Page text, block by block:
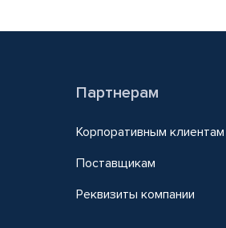
Партнерам
Корпоративным клиентам
Поставщикам
Реквизиты компании